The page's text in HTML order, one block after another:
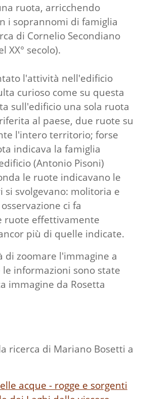
ruota, arricchendo
i soprannomi di famiglia
di Cornelio Secondiano
XX° secolo).
l'attività nell'edificio
curioso come su questa
sull'edificio una sola ruota
al paese, due ruote su
l'intero territorio; forse
indicava la famiglia
(Antonio Pisoni)
le ruote indicavano le
si svolgevano: molitoria e
ci fa
ruote effettivamente
più di quelle indicate.
di zoomare l'immagine a
informazioni sono state
immagine da Rosetta
ricerca di Mariano Bosetti a
acque - rogge e sorgenti